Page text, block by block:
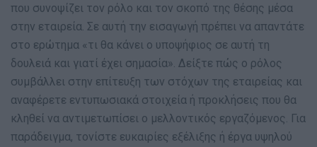
που συνοψίζει τον ρόλο και τον σκοπό της θέσης μέσα
στην εταιρεία. Σε αυτή την εισαγωγή πρέπει να απαντάτε
στο ερώτημα «τι θα κάνει ο υποψήφιος σε αυτή τη
δουλειά και γιατί έχει σημασία». Δείξτε πώς ο ρόλος
συμβάλλει στην επίτευξη των στόχων της εταιρείας και
αναφέρετε εντυπωσιακά στοιχεία ή προκλήσεις που θα
κληθεί να αντιμετωπίσει ο μελλοντικός εργαζόμενος. Για
παράδειγμα, τονίστε ευκαιρίες εξέλιξης ή έργα υψηλού